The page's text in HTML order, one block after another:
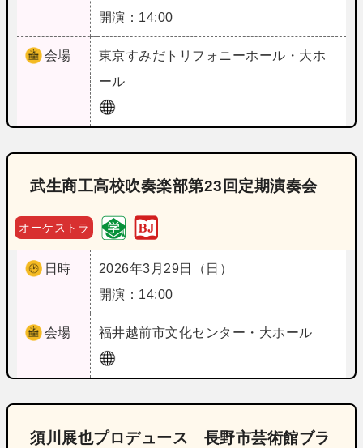
開演：14:00
会場 東京すみだトリフォニーホール・大ホ
ール
武生商工高校吹奏楽部第23回定期演奏会
オーケストラ
日時
2026年3月29日（日）
開演：14:00
会場 福井越前市文化センター・大ホール
須川展也プロデュース 長野市芸術館ブラ